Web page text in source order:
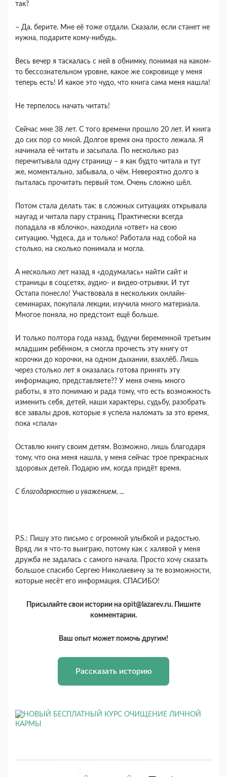
так?
– Да, берите. Мне её тоже отдали. Сказали, если станет не
нужна, подарите кому-нибудь.
Весь вечер я таскалась с ней в обнимку, понимая на каком-
то бессознательном уровне, какое же сокровище у меня
теперь есть! И какое это чудо, что книга сама меня нашла!
Не терпелось начать читать!
Сейчас мне 38 лет. С того времени прошло 20 лет. И книга
до сих пор со мной. Долгое время она просто лежала. Я
начинала её читать и засыпала. По несколько раз
перечитывала одну страницу – я как будто читала и тут
же, моментально, забывала, о чём. Невероятно долго я
пыталась прочитать первый том. Очень сложно шёл.
Потом стала делать так: в сложных ситуациях открывала
наугад и читала пару страниц. Практически всегда
попадала «в яблочко», находила «ответ» на свою
ситуацию. Чудеса, да и только! Работала над собой на
столько, на сколько понимала и могла.
А несколько лет назад я «додумалась» найти сайт и
страницы в соцсетях, аудио- и видео-отрывки. И тут
Остапа понесло! Участвовала в нескольких онлайн-
семинарах, покупала лекции, изучила много материала.
Многое поняла, но предстоит ещё больше.
И только полтора года назад, будучи беременной третьим
младшим ребёнком, я смогла прочесть эту книгу от
корочки до корочки, на одном дыхании, взахлёб. Лишь
через столько лет я оказалась готова принять эту
информацию, представляете?? У меня очень много
работы, я это понимаю и рада тому, что есть возможность
изменить себя, детей, наши характеры, судьбу, разобрать
все завалы дров, которые я успела наломать за это время,
пока «спала»
Оставлю книгу своим детям. Возможно, лишь благодаря
тому, что она меня нашла, у меня сейчас трое прекрасных
здоровых детей. Подарю им, когда придёт время.
С благодарностью и уважением, ...
P.S.: Пишу это письмо с огромной улыбкой и радостью.
Вряд ли я что-то выиграю, потому как с халявой у меня
дружба не задалась с самого начала. Просто хочу сказать
большое спасибо Сергею Николаевичу за те возможности,
которые несёт его информация. СПАСИБО!
Присылайте свои истории на opit@lazarev.ru. Пишите
комментарии.
Ваш опыт может помочь другим!
Рассказать историю